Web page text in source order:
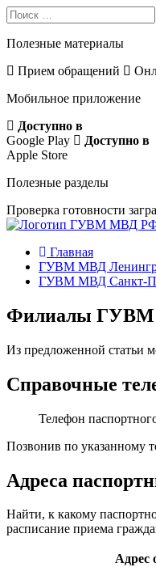
Search
for:
Полезные материалы
Прием обращений
Мобильное приложение
Доступно в
Google Play
Доступно в
Apple Store
Полезные разделы
Проверка готовности
Главная
ГУВМ МВД
ГУВМ МВД Санкт-
Филиалы ГУВМ
Из предложенной статьи
Справочные
Телефон
Позвонив по указанному
Адреса
Найти, к какому
расписание приема
Адрес